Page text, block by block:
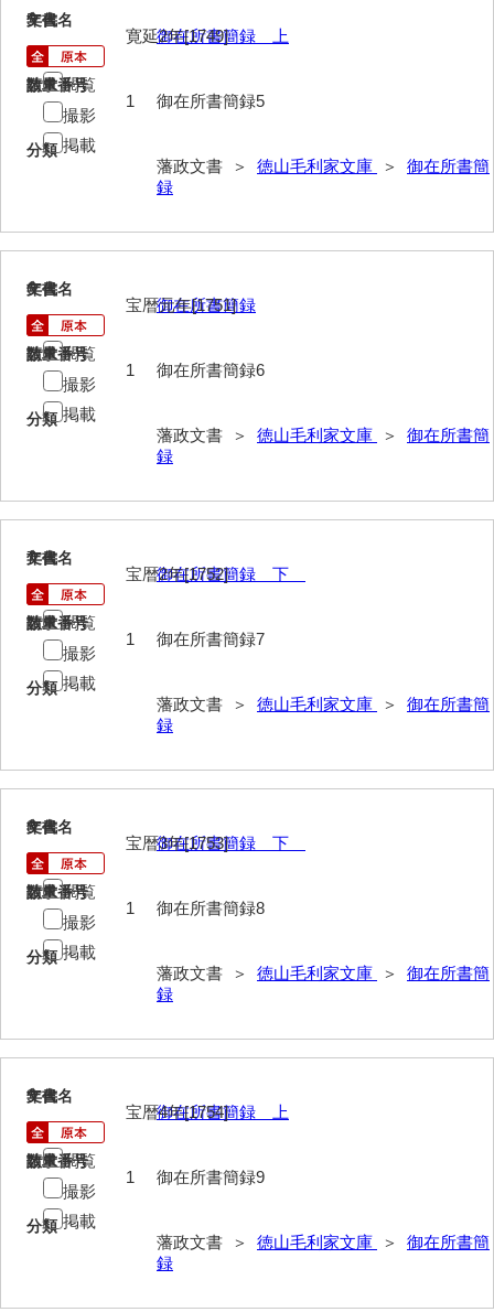
山野懸合録
勤向日帳
御滞京日記
政府日記
寺社町方日記
奉幣使方日記
遊行上人通路一件
測量方書上
宝物帳・道具帳
銭穀録
御倹約書付
職掌録
御当家律令
御制法
凶事分類・吉凶書抜
出津切手
5
文書名
御在所書簡録 上
請求番号
御在所書簡録5
分類
藩政文書 ＞ 徳山毛利家文庫 ＞ 御在所書簡
録
年代
寛延2年[1749]
数量
1
閲覧
撮影
掲載
6
文書名
御在所書簡録
請求番号
御在所書簡録6
分類
藩政文書 ＞ 徳山毛利家文庫 ＞ 御在所書簡
録
年代
宝暦元年[1751]
数量
1
閲覧
撮影
掲載
7
文書名
御在所書簡録 下
請求番号
御在所書簡録7
分類
藩政文書 ＞ 徳山毛利家文庫 ＞ 御在所書簡
録
年代
宝暦2年[1752]
数量
1
閲覧
撮影
掲載
8
文書名
御在所書簡録 下
請求番号
御在所書簡録8
分類
藩政文書 ＞ 徳山毛利家文庫 ＞ 御在所書簡
録
年代
宝暦3年[1753]
数量
1
閲覧
撮影
掲載
9
文書名
御在所書簡録 上
請求番号
御在所書簡録9
分類
藩政文書 ＞ 徳山毛利家文庫 ＞ 御在所書簡
録
年代
宝暦4年[1754]
数量
1
閲覧
撮影
掲載